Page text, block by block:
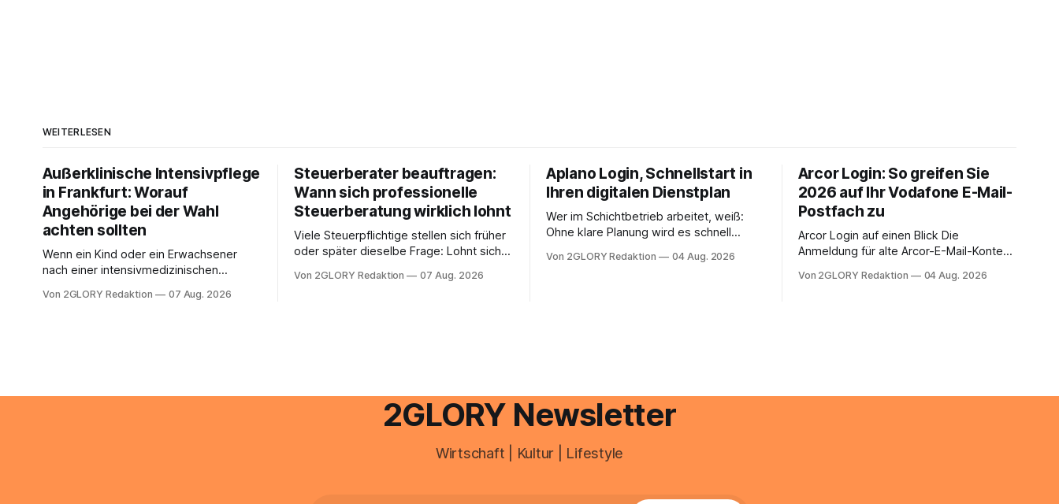
WEITERLESEN
Außerklinische Intensivpflege
in Frankfurt: Worauf
Angehörige bei der Wahl
achten sollten
Wenn ein Kind oder ein Erwachsener
nach einer intensivmedizinischen
oder eine engmaschige pflegerische
Intensivpflege bietet genau diese
Von 2GLORY Redaktion 07 Aug. 2026
Steuerberater beauftragen:
Wann sich professionelle
Steuerberatung wirklich lohnt
Viele Steuerpflichtige stellen sich früher
oder später dieselbe Frage: Lohnt sich
sich die Steuererklärung auch in
zahlt sich professionelle Unterstützung
Von 2GLORY Redaktion 07 Aug. 2026
Aplano Login, Schnellstart in
Ihren digitalen Dienstplan
Wer im Schichtbetrieb arbeitet, weiß:
Ohne klare Planung wird es schnell
zentraler Zugangspunkt, um dienstpläne,
Von 2GLORY Redaktion 04 Aug. 2026
Arcor Login: So greifen Sie
2026 auf Ihr Vodafone E-Mail-
Postfach zu
Arcor Login auf einen Blick Die
Anmeldung für alte Arcor-E-Mail-Konten
noch eine e mail adresse mit der Endung
Von 2GLORY Redaktion 04 Aug. 2026
2GLORY Newsletter
Wirtschaft | Kultur | Lifestyle